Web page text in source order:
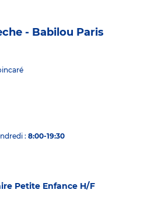
- Babilou Paris
: 8:00-19:30
Petite Enfance H/F